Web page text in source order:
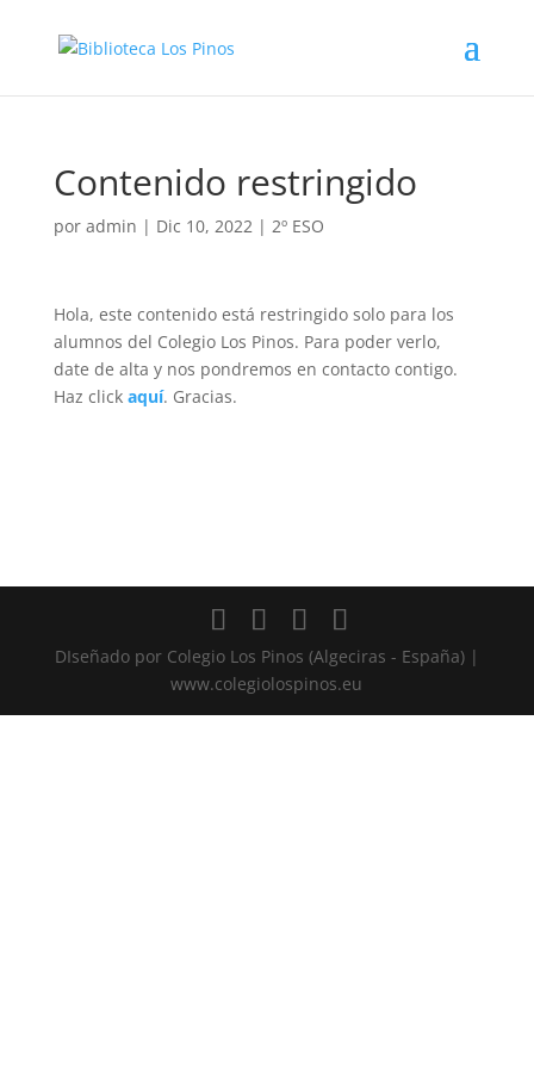
Contenido restringido
por admin | Dic 10, 2022| 2º ESO
Hola, este contenido está restringido solo para los
alumnos del Colegio Los Pinos. Para poder verlo,
date de alta y nos pondremos en contacto contigo.
Haz click aquí. Gracias.
DIseñado por Colegio Los Pinos (Algeciras - España) |
www.colegiolospinos.eu